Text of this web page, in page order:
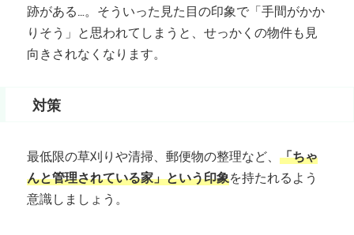
跡がある…。そういった見た目の印象で「手間がかか
りそう」と思われてしまうと、せっかくの物件も見
向きされなくなります。
対策
最低限の草刈りや清掃、郵便物の整理など、 「ちゃ
んと管理されている家」という印象を持たれるよう
意識しましょう。